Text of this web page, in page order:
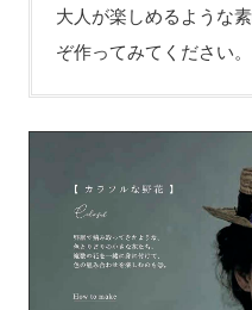
大人が楽しめるような
ぞ作ってみてください。